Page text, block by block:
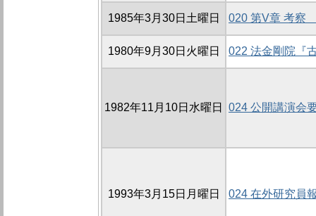
1985年3月30日土曜日 020 第V章 考察
1980年9月30日火曜日 022 法金剛院『
1982年11月10日水曜日 024 公開講演会
1993年3月15日月曜日 024 在外研究員